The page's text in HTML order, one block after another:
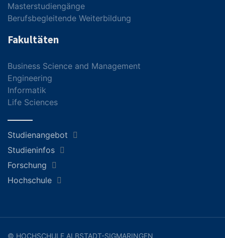
Masterstudiengänge
Berufsbegleitende Weiterbildung
Fakultäten
Business Science and Management
Engineering
Informatik
Life Sciences
Studienangebot
Studieninfos
Forschung
Hochschule
© HOCHSCHULE ALBSTADT-SIGMARINGEN